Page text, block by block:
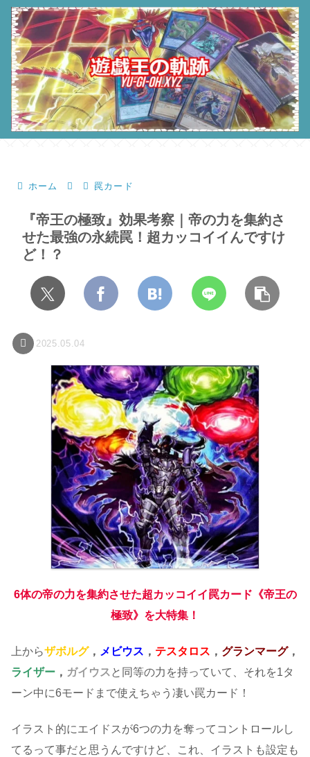
ホーム 罠カード
『帝王の極致』効果考察｜帝の力を集約さ
せた最強の永続罠！超カッコイイんですけ
ど！？
2025.05.04
6体の帝の力を集約させた超カッコイイ罠カード《帝王の
極致》を大特集！
上からザボルグ， メビウス ， テスタロス ， グランマーグ，
ライザー ， ガイウス と同等の力を持っていて、それを1タ
ーン中に6モードまで使えちゃう凄い罠カード！
イラスト的にエイドスが6つの力を奪ってコントロールし
てるって事だと思うんですけど、これ、イラストも設定も